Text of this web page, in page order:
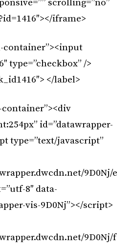
scrolling=”no”
iframe>
container”><input
type=”checkbox” />
</label>
container”><div
id=”datawrapper-
type=”text/javascript”
9D0Nj/e
8″ data-
vis-9D0Nj”></script>
9D0Nj/f